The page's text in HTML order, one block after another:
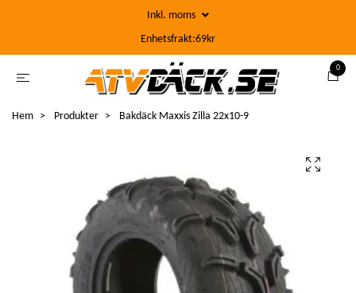
Inkl. moms
Enhetsfrakt:69kr
0
Hem Produkter Bakdäck Maxxis Zilla 22x10-9